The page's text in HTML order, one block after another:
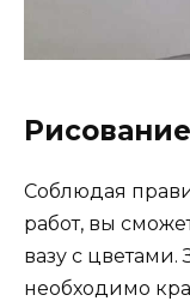
Соблюдая
работ, вы
вазу с цветами.
необходимо